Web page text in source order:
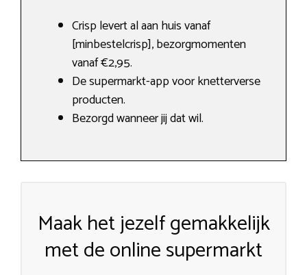
Crisp levert al aan huis vanaf
[minbestelcrisp], bezorgmomenten
vanaf €2,95.
De supermarkt-app voor knetterverse
producten.
Bezorgd wanneer jij dat wil.
Maak het jezelf gemakkelijk
met de online supermarkt